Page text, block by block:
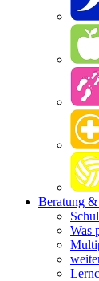
Beratung
Was